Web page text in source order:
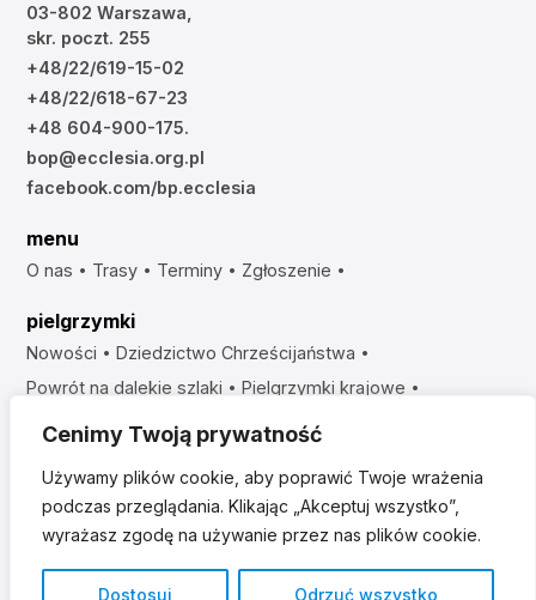
Cenimy Twoją prywatność
Używamy plików cookie, aby poprawić Twoje wrażenia
podczas przeglądania. Klikając „Akceptuj wszystko”,
wyrażasz zgodę na używanie przez nas plików cookie.
Dostosuj Odrzuć wszystko
03-802 Warszawa,
skr. poczt. 255
+48/22/619-15-02
+48/22/618-67-23
+48 604-900-175.
bop@ecclesia.org.pl
facebook.com/bp.ecclesia
menu
O nas Trasy Terminy Zgłoszenie
pielgrzymki
Nowości
Dziedzictwo Chrześcijaństwa
Powrót na dalekie szlaki
Pielgrzymki krajowe
Sanktuaria Maryjne
Szlaki Apostolskie
artykuły
O naszych trasach
Sanktuaria na świecie
Sanktuaria w Polsce
Święci